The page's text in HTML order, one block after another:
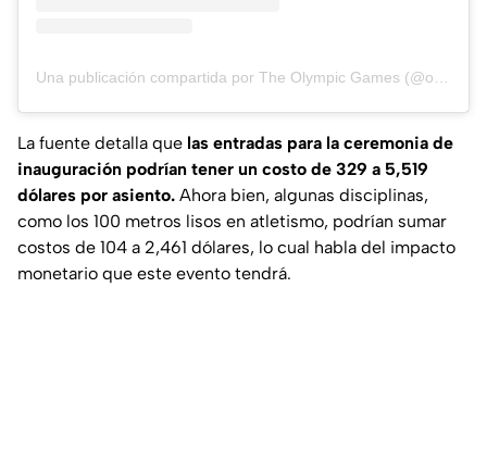
La fuente detalla que las entradas para la ceremonia de
inauguración podrían tener un costo de 329 a 5,519
dólares por asiento. Ahora bien, algunas disciplinas,
como los 100 metros lisos en atletismo, podrían sumar
costos de 104 a 2,461 dólares, lo cual habla del impacto
monetario que este evento tendrá.